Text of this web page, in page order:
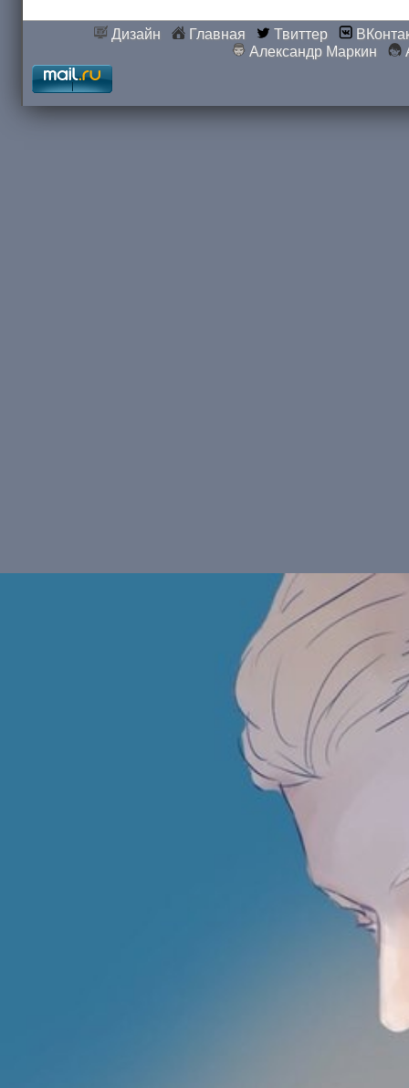
Дизайн Главная Твиттер
Александр Маркин